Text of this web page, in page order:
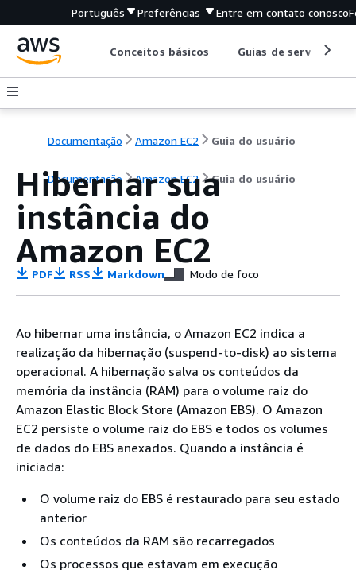
Português Preferências Entre em contato conosco
Conceitos básicos Guias de serviço
Documentação Amazon EC2 Guia do usuário
Documentação Amazon EC2 Guia do usuário
Hibernar sua
instância do
Amazon EC2
PDF RSS Markdown Modo de foco
Ao hibernar uma instância, o Amazon EC2 indica a
realização da hibernação (suspend-to-disk) ao sistema
operacional. A hibernação salva os conteúdos da
memória da instância (RAM) para o volume raiz do
Amazon Elastic Block Store (Amazon EBS). O Amazon
EC2 persiste o volume raiz do EBS e todos os volumes
de dados do EBS anexados. Quando a instância é
iniciada:
O volume raiz do EBS é restaurado para seu estado
anterior
Os conteúdos da RAM são recarregados
Os processos que estavam em execução